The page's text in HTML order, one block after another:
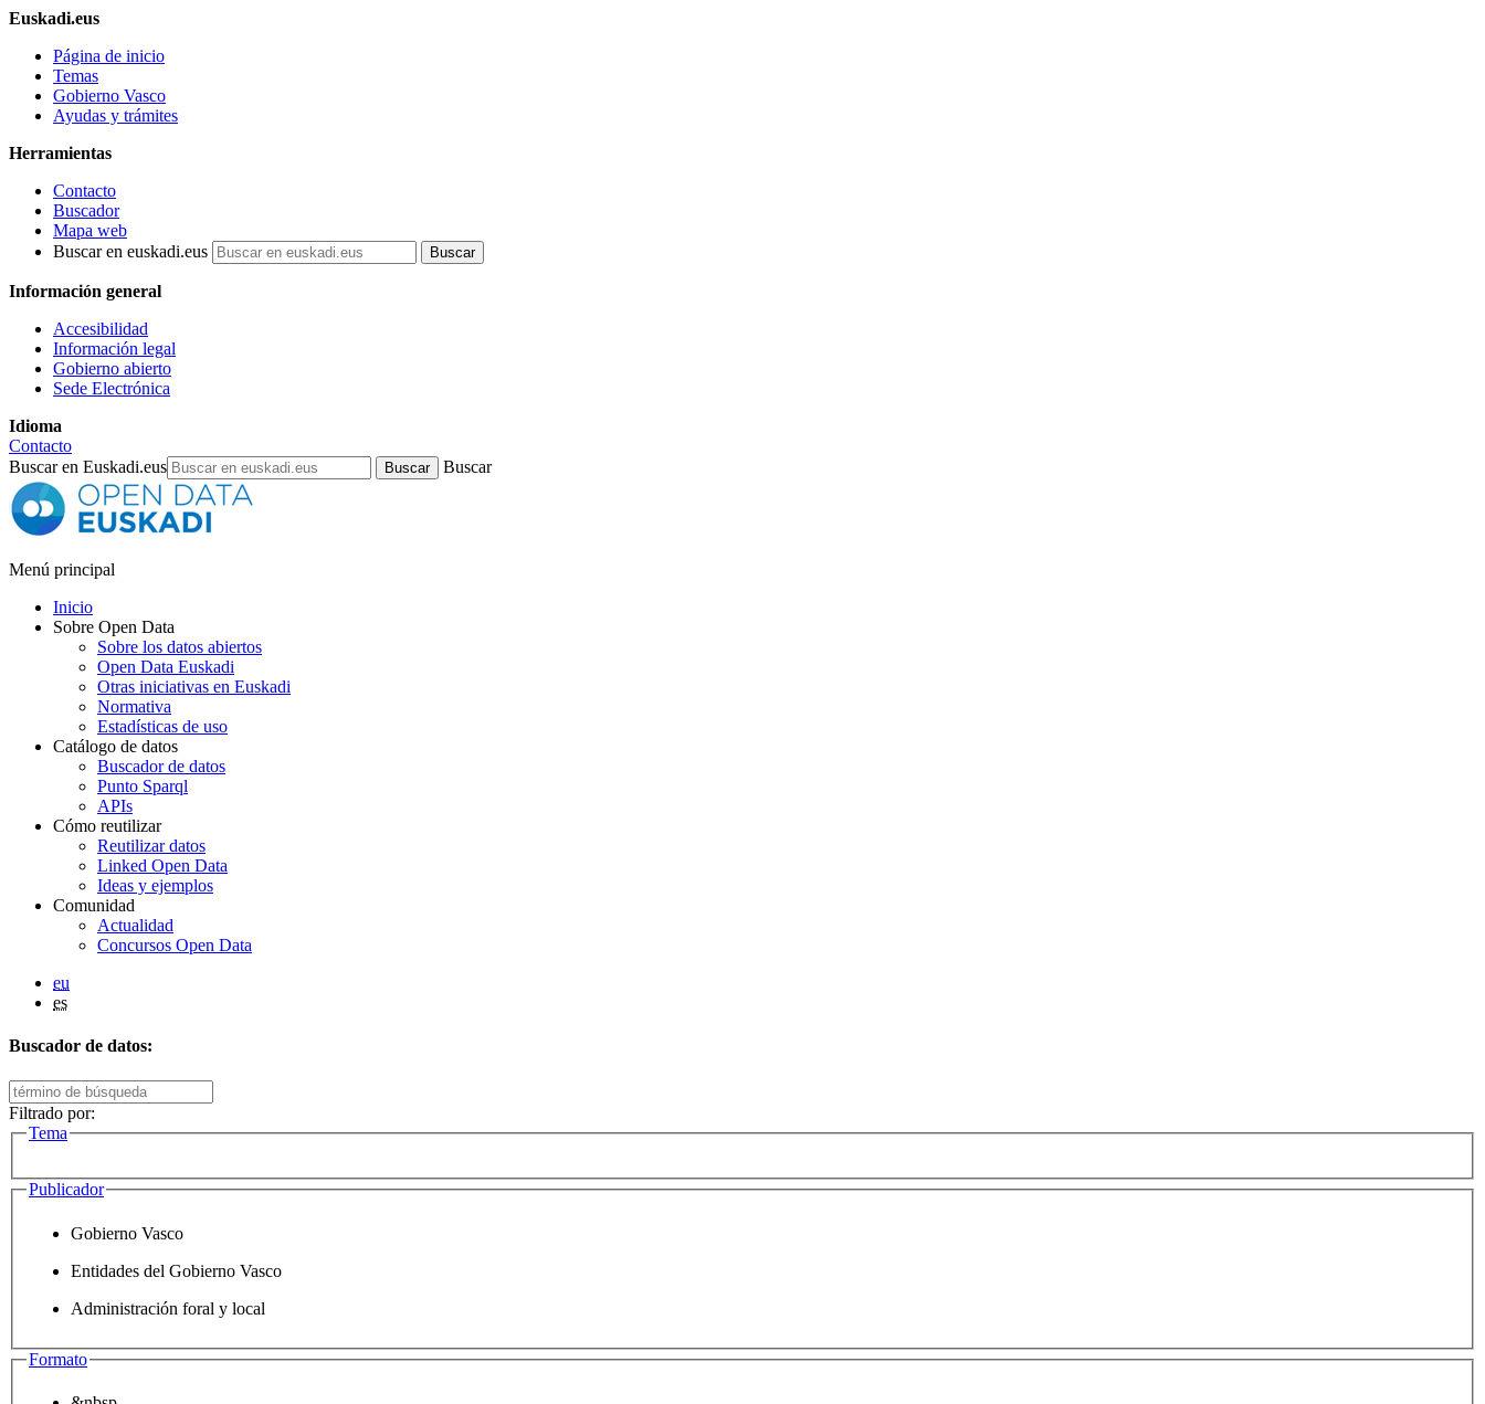
Euskadi.eus
Página de inicio
Temas
Gobierno Vasco
Ayudas y trámites
Herramientas
Contacto
Buscador
Mapa web
Buscar en euskadi.eus
Información general
Accesibilidad
Información legal
Gobierno abierto
Sede Electrónica
Idioma
Contacto
Buscar en Euskadi.eus
Buscar
Menú principal
Inicio
Sobre Open Data
Sobre los datos abiertos
Open Data Euskadi
Otras iniciativas en Euskadi
Normativa
Estadísticas de uso
Catálogo de datos
Buscador de datos
Punto Sparql
APIs
Cómo reutilizar
Reutilizar datos
Linked Open Data
Ideas y ejemplos
Comunidad
Actualidad
Concursos Open Data
eu
es
Buscador de datos:
Filtrado por:
Tema
Publicador
Gobierno Vasco
Entidades del Gobierno Vasco
Administración foral y local
Formato